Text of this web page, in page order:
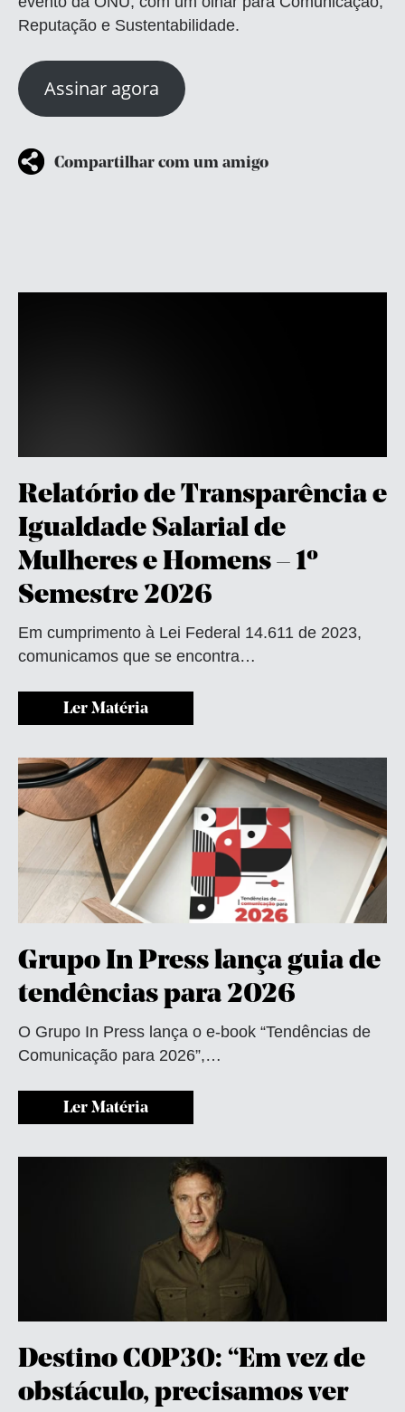
Reputação e Sustentabilidade.
Assinar agora
Compartilhar com um amigo
Relatório de Transparência e
Igualdade Salarial de
Mulheres e Homens – 1º
Semestre 2026
Em cumprimento à Lei Federal 14.611 de 2023,
comunicamos que se encontra…
Ler Matéria
Grupo In Press lança guia de
tendências para 2026
O Grupo In Press lança o e-book “Tendências de
Comunicação para 2026”,…
Ler Matéria
Destino COP30: “Em vez de
obstáculo, precisamos ver